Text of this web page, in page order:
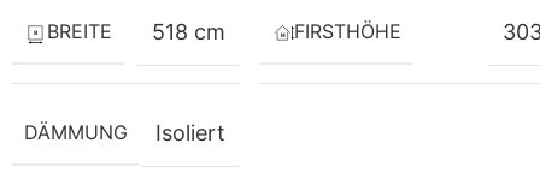
BREITE 518 cm FIRSTHÖHE
DÄMMUNG Isoliert